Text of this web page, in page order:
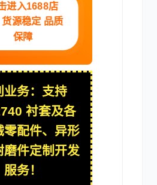
凯斯
上柴
进入1688店
货源稳定 品质
保障
业务：支持
衬套及各
零配件、异形
磨件定制开发
服务！